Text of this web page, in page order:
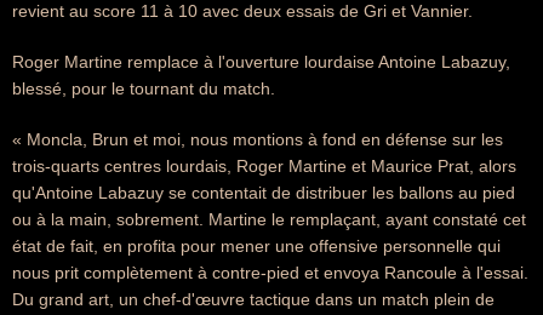
revient au score 11 à 10 avec deux essais de Gri et Vannier.
Roger Martine remplace à l'ouverture lourdaise Antoine Labazuy,
blessé, pour le tournant du match.
« Moncla, Brun et moi, nous montions à fond en défense sur les
trois-quarts centres lourdais, Roger Martine et Maurice Prat, alors
qu'Antoine Labazuy se contentait de distribuer les ballons au pied
ou à la main, sobrement. Martine le remplaçant, ayant constaté cet
état de fait, en profita pour mener une offensive personnelle qui
nous prit complètement à contre-pied et envoya Rancoule à l'essai.
Du grand art, un chef-d'œuvre tactique dans un match plein de